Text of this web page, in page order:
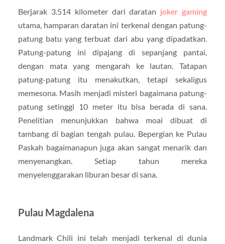
Berjarak 3.514 kilometer dari daratan joker gaming
utama, hamparan daratan ini terkenal dengan patung-
patung batu yang terbuat dari abu yang dipadatkan.
Patung-patung ini dipajang di sepanjang pantai,
dengan mata yang mengarah ke lautan. Tatapan
patung-patung itu menakutkan, tetapi sekaligus
memesona. Masih menjadi misteri bagaimana patung-
patung setinggi 10 meter itu bisa berada di sana.
Penelitian menunjukkan bahwa moai dibuat di
tambang di bagian tengah pulau. Bepergian ke Pulau
Paskah bagaimanapun juga akan sangat menarik dan
menyenangkan. Setiap tahun mereka
menyelenggarakan liburan besar di sana.
Pulau Magdalena
Landmark Chili ini telah menjadi terkenal di dunia